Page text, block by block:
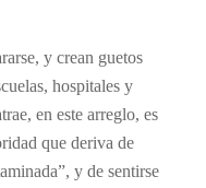
y crean guetos
hospitales y
en este arreglo, es
que deriva de
y de sentirse